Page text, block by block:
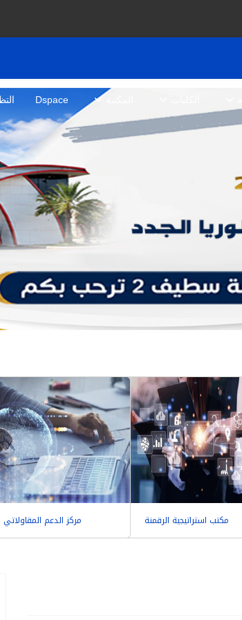
Dspace
مكتب استراتيجية الرقمنة مركز الدعم المقاولاتي